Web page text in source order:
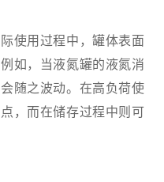
用过程中，罐体表面
如，当液氮罐的液氮消
随之波动。在高负荷使
，而在储存过程中则可